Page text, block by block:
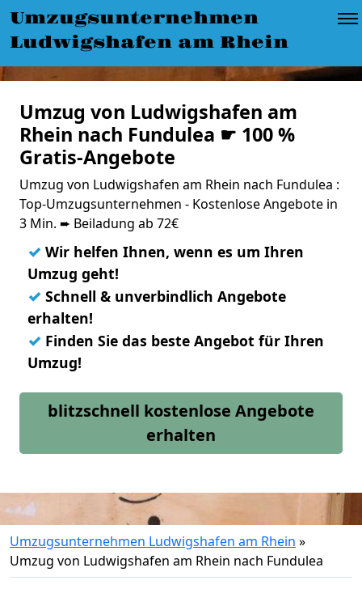
Umzugsunternehmen
Ludwigshafen am Rhein
Umzug von Ludwigshafen am
Rhein nach Fundulea ☛ 100 %
Gratis-Angebote
Umzug von Ludwigshafen am Rhein nach Fundulea :
Top-Umzugsunternehmen - Kostenlose Angebote in
3 Min. ➨ Beiladung ab 72€
✓ Wir helfen Ihnen, wenn es um Ihren
Umzug geht!
✓ Schnell & unverbindlich Angebote
erhalten!
✓ Finden Sie das beste Angebot für Ihren
Umzug!
blitzschnell kostenlose Angebote
erhalten
Umzugsunternehmen Ludwigshafen am Rhein »
Umzug von Ludwigshafen am Rhein nach Fundulea